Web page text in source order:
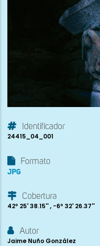
Identificador
24415_04_001
Formato
JPG
Cobertura
42º 25' 38.15'' , -6º 32' 26.37''
Autor
Jaime Nuño González